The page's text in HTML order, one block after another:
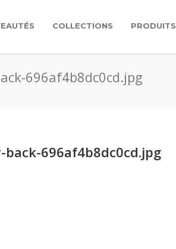
COLLECTIONS PRODUITS
696af4b8dc0cd.jpg
696af4b8dc0cd.jpg